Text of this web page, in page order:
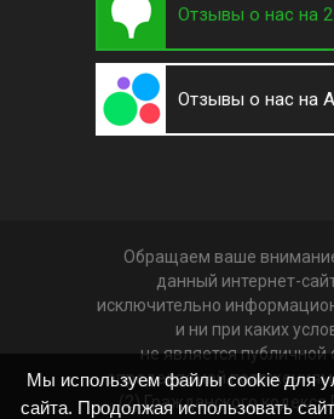
Отзывы о нас на
Отзывы о нас на
Обращаем ваше
данный интернет-
исключительно
и ни при каких
не является публичной
определяемой
(2) Гражданского кодекса
Мы используем файлы cookie для
сайта. Продолжая использовать